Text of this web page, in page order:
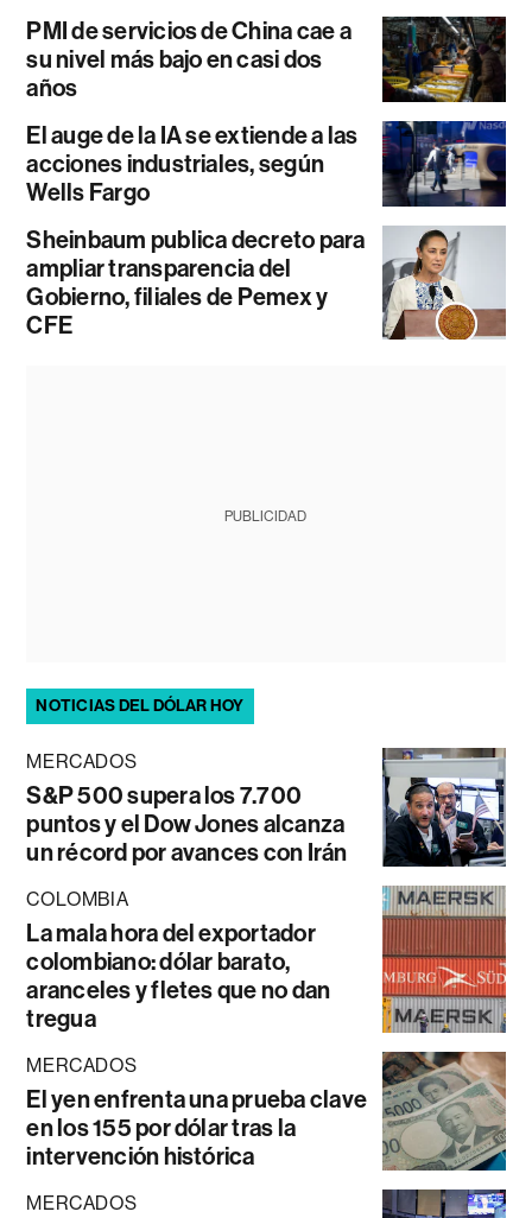
PMI de servicios de China cae a
su nivel más bajo en casi dos
años
El auge de la IA se extiende a las
acciones industriales, según
Wells Fargo
Sheinbaum publica decreto para
ampliar transparencia del
Gobierno, filiales de Pemex y
CFE
PUBLICIDAD
NOTICIAS DEL DÓLAR HOY
MERCADOS
S&P 500 supera los 7.700
puntos y el Dow Jones alcanza
un récord por avances con Irán
COLOMBIA
La mala hora del exportador
colombiano: dólar barato,
aranceles y fletes que no dan
tregua
MERCADOS
El yen enfrenta una prueba clave
en los 155 por dólar tras la
intervención histórica
MERCADOS